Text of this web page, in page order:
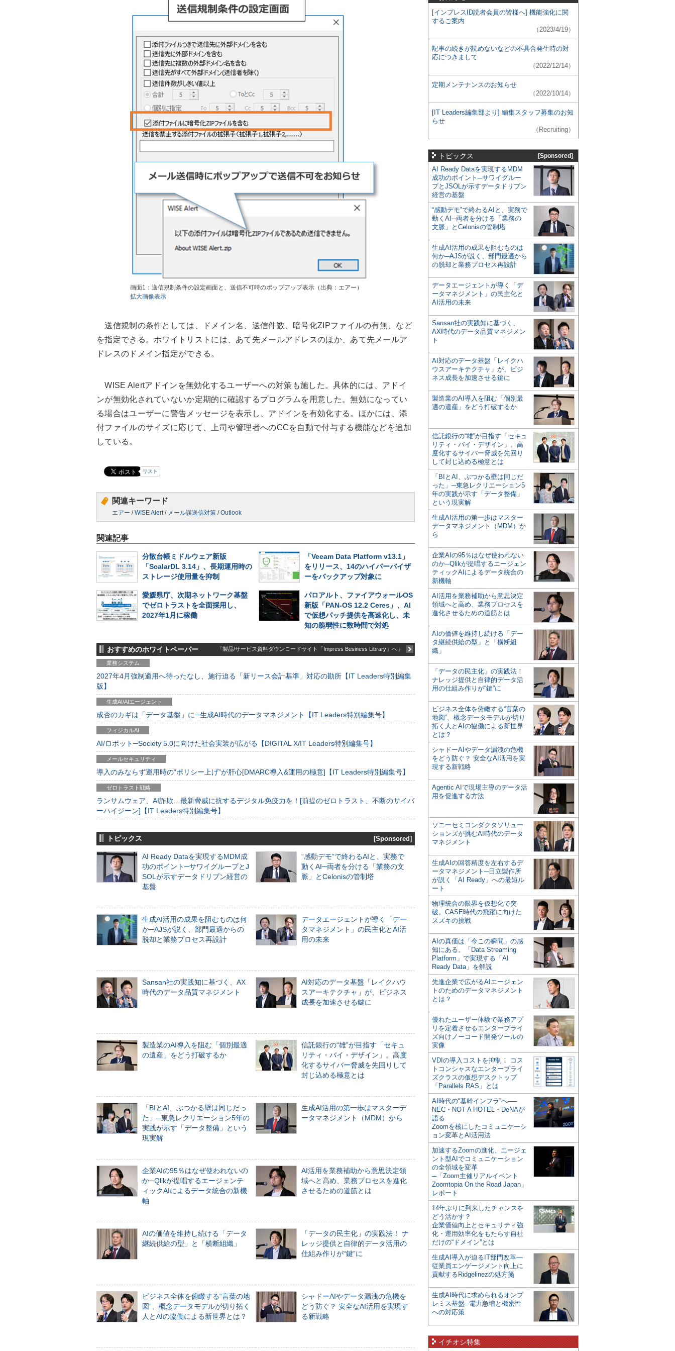
画面1：送信規制条件の設定画面と、送信不可時のポップアップ表示（出典：エアー）
拡大画像表示
送信規制の条件としては、ドメイン名、送信件数、暗号化ZIPファイルの有無、など
を指定できる。ホワイトリストには、あて先メールアドレスのほか、あて先メールア
ドレスのドメイン指定ができる。
WISE Alertアドインを無効化するユーザーへの対策も施した。具体的には、アドイ
ンが無効化されていないか定期的に確認するプログラムを用意した。無効になってい
る場合はユーザーに警告メッセージを表示し、アドインを有効化する。ほかには、添
付ファイルのサイズに応じて、上司や管理者へのCCを自動で付与する機能などを追加
している。
リスト
関連キーワード
エアー /WISE Alert/ メール誤送信対策 /Outlook
関連記事
分散台帳ミドルウェア新版
「ScalarDL 3.14」、長期運用時の
ストレージ使用量を抑制
「Veeam Data Platform v13.1」
をリリース、14のハイパーバイザ
ーをバックアップ対象に
愛媛県庁、次期ネットワーク基盤
でゼロトラストを全面採用し、
2027年1月に稼働
パロアルト、ファイアウォールOS
新版「PAN-OS 12.2 Ceres」、AI
で仮想パッチ提供を高速化し、未
知の脆弱性に数時間で対処
おすすめのホワイトペーパー 「製品/サービス資料ダウンロードサイト「Impress Business Library」へ」
業務システム
2027年4月強制適用へ待ったなし、施行迫る「新リース会計基準」対応の勘所【IT Leaders特別編集
版】
生成AI/AIエージェント
成否のカギは「データ基盤」に─生成AI時代のデータマネジメント【IT Leaders特別編集号】
フィジカルAI
AI/ロボット─Society 5.0に向けた社会実装が広がる【DIGITAL X/IT Leaders特別編集号】
メールセキュリティ
導入のみならず運用時の“ポリシー上げ”が肝心[DMARC導入&運用の極意]【IT Leaders特別編集号】
ゼロトラスト戦略
ランサムウェア、AI詐欺…最新脅威に抗するデジタル免疫力を！[前提のゼロトラスト、不断のサイバ
ーハイジーン]【IT Leaders特別編集号】
トピックス [Sponsored]
AI Ready Dataを実現するMDM成
功のポイント─サワイグループとJ
SOLが示すデータドリブン経営の
基盤
“感動デモ”で終わるAIと、実務で
動くAI─両者を分ける「業務の文
脈」とCelonisの管制塔
生成AI活用の成果を阻むものは何
か─AJSが説く、部門最適からの
脱却と業務プロセス再設計
データエージェントが導く「デー
タマネジメント」の民主化とAI活
用の未来
Sansan社の実践知に基づく、AX
時代のデータ品質マネジメント
AI対応のデータ基盤「レイクハウ
スアーキテクチャ」が、ビジネス
成長を加速させる鍵に
製造業のAI導入を阻む「個別最適
の遺産」をどう打破するか
信託銀行の“雄”が目指す「セキュ
リティ・バイ・デザイン」。高度
化するサイバー脅威を先回りして
封じ込める極意とは
「BIとAI、ぶつかる壁は同じだっ
た」─東急レクリエーション5年の
実践が示す「データ整備」という
現実解
生成AI活用の第一歩はマスターデ
ータマネジメント（MDM）から
企業AIの95％はなぜ使われないの
か─Qlikが提唱するエージェンテ
ィックAIによるデータ統合の新機
軸
AI活用を業務補助から意思決定領
域へと高め、業務プロセスを進化
させるための道筋とは
AIの価値を維持し続ける「データ
継続供給の型」と「横断組織」
「データの民主化」の実践法！ ナ
レッジ提供と自律的データ活用の
仕組み作りが“鍵”に
ビジネス全体を俯瞰する“言葉の地
図”、概念データモデルが切り拓く
人とAIの協働による新世界とは？
シャドーAIやデータ漏洩の危機を
どう防ぐ？ 安全なAI活用を実現す
る新戦略
[インプレスID読者会員の皆様へ] 機能強化に関
するご案内
（2023/4/19）
記事の続きが読めないなどの不具合発生時の対
応につきまして
（2022/12/14）
定期メンテナンスのお知らせ
（2022/10/14）
[IT Leaders編集部より] 編集スタッフ募集のお知
らせ
（Recruiting）
トピックス [Sponsored]
AI Ready Dataを実現するMDM
成功のポイント─サワイグルー
プとJSOLが示すデータドリブン
経営の基盤
“感動デモ”で終わるAIと、実務で
動くAI─両者を分ける「業務の
文脈」とCelonisの管制塔
生成AI活用の成果を阻むものは
何か─AJSが説く、部門最適から
の脱却と業務プロセス再設計
データエージェントが導く「デ
ータマネジメント」の民主化と
AI活用の未来
Sansan社の実践知に基づく、
AX時代のデータ品質マネジメン
ト
AI対応のデータ基盤「レイクハ
ウスアーキテクチャ」が、ビジ
ネス成長を加速させる鍵に
製造業のAI導入を阻む「個別最
適の遺産」をどう打破するか
信託銀行の“雄”が目指す「セキュ
リティ・バイ・デザイン」。高
度化するサイバー脅威を先回り
して封じ込める極意とは
「BIとAI、ぶつかる壁は同じだ
った」─東急レクリエーション5
年の実践が示す「データ整備」
という現実解
生成AI活用の第一歩はマスター
データマネジメント（MDM）か
ら
企業AIの95％はなぜ使われない
のか─Qlikが提唱するエージェン
ティックAIによるデータ統合の
新機軸
AI活用を業務補助から意思決定
領域へと高め、業務プロセスを
進化させるための道筋とは
AIの価値を維持し続ける「デー
タ継続供給の型」と「横断組
織」
「データの民主化」の実践法！
ナレッジ提供と自律的データ活
用の仕組み作りが“鍵”に
ビジネス全体を俯瞰する“言葉の
地図”、概念データモデルが切り
拓く人とAIの協働による新世界
とは？
シャドーAIやデータ漏洩の危機
をどう防ぐ？ 安全なAI活用を実
現する新戦略
Agentic AIで現場主導のデータ活
用を促進する方法
ソニーセミコンダクタソリュー
ションズが挑むAI時代のデータ
マネジメント
生成AIの回答精度を左右するデ
ータマネジメント─日立製作所
が説く「AI Ready」への最短ル
ート
物理統合の限界を仮想化で突
破。CASE時代の飛躍に向けた
スズキの挑戦
AIの真価は「今この瞬間」の感
知にある。「Data Streaming
Platform」で実現する「AI
Ready Data」を解説
先進企業で広がるAIエージェン
トのためのデータマネジメント
とは？
優れたユーザー体験で業務アプ
リを定着させるエンタープライ
ズ向けノーコード開発ツールの
実像
VDIの導入コストを抑制！ コス
トコンシャスなエンタープライ
ズクラスの仮想デスクトップ
「Parallels RAS」とは
AI時代の“基幹インフラ”へ──
NEC・NOT A HOTEL・DeNAが
語る
Zoomを核にしたコミュニケーシ
ョン変革とAI活用法
加速するZoomの進化、エージェ
ント型AIでコミュニケーション
の全領域を変革
─「Zoom主催リアルイベント
Zoomtopia On the Road Japan」
レポート
14年ぶりに到来したチャンスを
どう活かす？
企業価値向上とセキュリティ強
化・運用効率化をもたらす自社
だけの“ドメイン”とは
生成AI導入が迫るIT部門改革―
従業員エンゲージメント向上に
貢献するRidgelinezの処方箋
生成AI時代に求められるオンプ
レミス基盤─電力急増と機密性
への対応策
イチオシ特集